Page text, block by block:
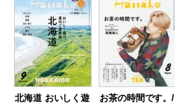
北海道 おいしく遊
お茶の時間です。/